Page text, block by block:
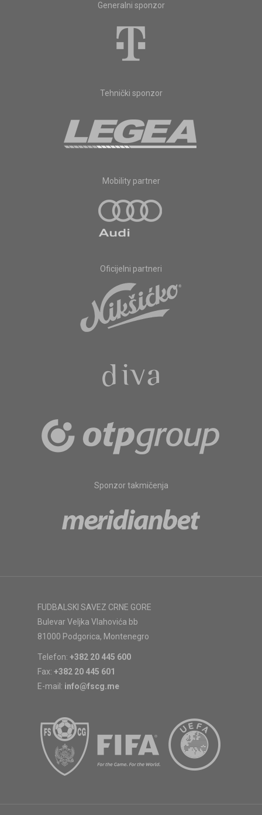
Generalni sponzor
Tehnički sponzor
Mobility partner
Oficijelni partneri
Sponzor takmičenja
FUDBALSKI SAVEZ CRNE GORE
Bulevar Veljka Vlahovića bb
81000 Podgorica, Montenegro
Telefon: +382 20 445 600
Fax: +382 20 445 601
E-mail: info@fscg.me